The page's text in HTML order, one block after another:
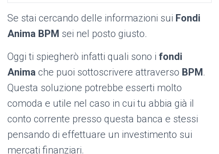
T
Se stai cercando delle informazioni sui Fondi
Anima BPM sei nel posto giusto.
Oggi ti spiegherò infatti quali sono i fondi
Anima che puoi sottoscrivere attraverso BPM.
Questa soluzione potrebbe esserti molto
comoda e utile nel caso in cui tu abbia già il
conto corrente presso questa banca e stessi
pensando di effettuare un investimento sui
mercati finanziari.